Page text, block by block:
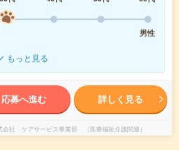
男性
もっと見る
応募へ進む 詳しく見る
会社 ケアサービス事業部 （医療福祉介護関連）